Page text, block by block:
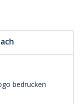
bedrucken